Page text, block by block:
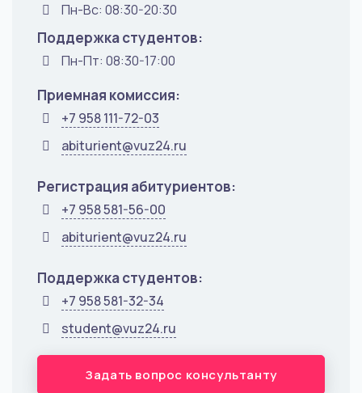
Пн-Вс: 08:30-20:30
Поддержка студентов:
Пн-Пт: 08:30-17:00
Приемная комиссия:
+7 958 111-72-03
abiturient@vuz24.ru
Регистрация абитуриентов:
+7 958 581-56-00
abiturient@vuz24.ru
Поддержка студентов:
+7 958 581-32-34
student@vuz24.ru
Задать вопрос консультанту